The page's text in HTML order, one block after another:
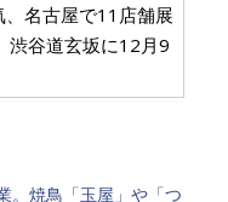
名古屋で11店舗展
渋谷道玄坂に12月9
。焼鳥「玉屋」や「つ